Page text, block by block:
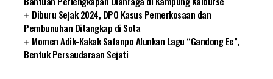
Diburu Sejak 2024, DPO Kasus Pemerkosaan dan
Pembunuhan Ditangkap di Sota
Momen Adik-Kakak Safanpo Alunkan Lagu “Gandong Ee”,
Bentuk Persaudaraan Sejati